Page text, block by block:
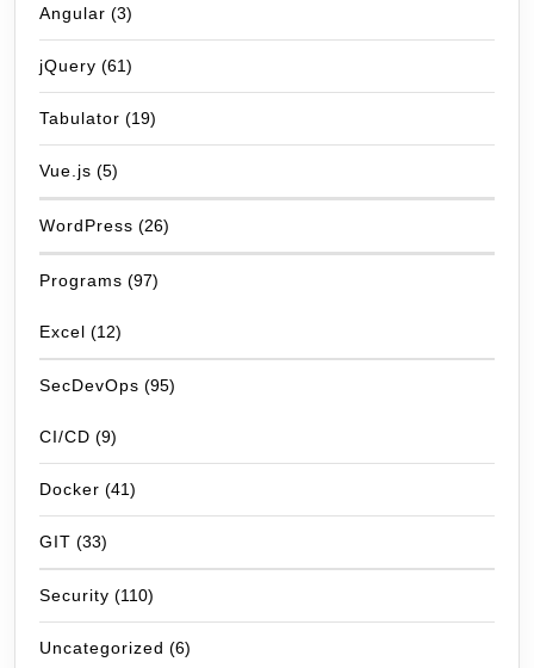
Angular (3)
jQuery (61)
Tabulator (19)
Vue.js (5)
WordPress (26)
Programs (97)
Excel (12)
SecDevOps (95)
CI/CD (9)
Docker (41)
GIT (33)
Security (110)
Uncategorized (6)